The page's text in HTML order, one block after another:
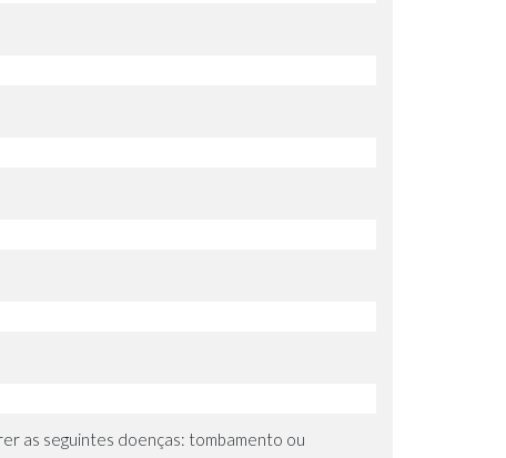
as seguintes doenças: tombamento ou